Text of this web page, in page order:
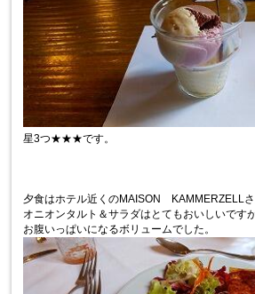
星3つ★★★です。
夕食はホテル近くのMAISON KAMMERZELLさ
オニオンタルト＆サラダはとてもおいしいです
お腹いっぱいになるボリュームでした。